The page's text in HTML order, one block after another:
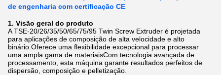
de engenharia com certificação CE
1. Visão geral do produto
A TSE-20/26/35/50/65/75/95 Twin Screw Extruder é projetada
para aplicações de composição de alta velocidade e alto
binário.Oferece uma flexibilidade excepcional para processar
uma ampla gama de materiaisCom tecnologia avançada de
processamento, esta máquina garante resultados perfeitos de
dispersão, composição e pelletização.